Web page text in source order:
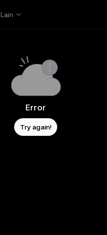
Lain
Error
Try again!